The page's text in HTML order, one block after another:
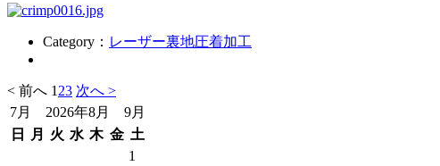
Category： レーザー裏地圧着加工
< 前へ 1 23 次へ >
7月 2026年8月 9月
日
月 火 水 木 金 土
1